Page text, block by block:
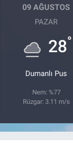
09 AĞUSTOS
PAZAR
28°
Dumanlı Pus
Nem: %77
Rüzgar: 3.11 m/s